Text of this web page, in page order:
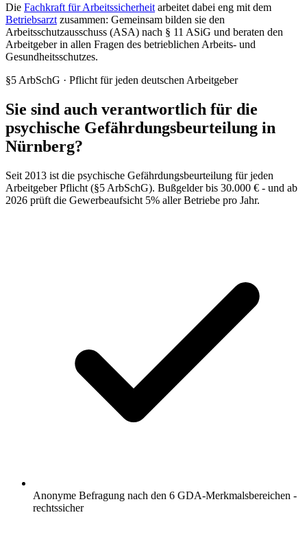
Die Fachkraft für Arbeitssicherheit arbeitet dabei eng mit dem
Betriebsarzt zusammen: Gemeinsam bilden sie den
Arbeitsschutzausschuss (ASA) nach § 11 ASiG und beraten den
Arbeitgeber in allen Fragen des betrieblichen Arbeits- und
Gesundheitsschutzes.
§5 ArbSchG · Pflicht für jeden deutschen Arbeitgeber
Sie sind auch verantwortlich für die
psychische Gefährdungsbeurteilung in
Nürnberg?
Seit 2013 ist die psychische Gefährdungsbeurteilung für jeden
Arbeitgeber Pflicht (§5 ArbSchG). Bußgelder bis 30.000 € - und ab
2026 prüft die Gewerbeaufsicht 5% aller Betriebe pro Jahr.
Anonyme Befragung nach den 6 GDA-Merkmalsbereichen -
rechtssicher